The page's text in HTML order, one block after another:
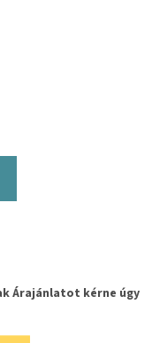
Árajánlatot kérne úgy